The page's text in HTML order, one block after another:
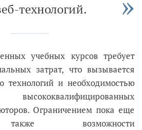
технологий.
учебных курсов требует
затрат, что вызывается
технологий и необходимостью
Ограничением пока еще
возможности